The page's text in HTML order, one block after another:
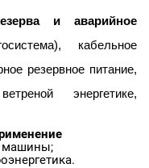
и аварийное
кабельное
резервное питание,
энергетике,
машины;